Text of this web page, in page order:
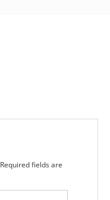
Required fields are